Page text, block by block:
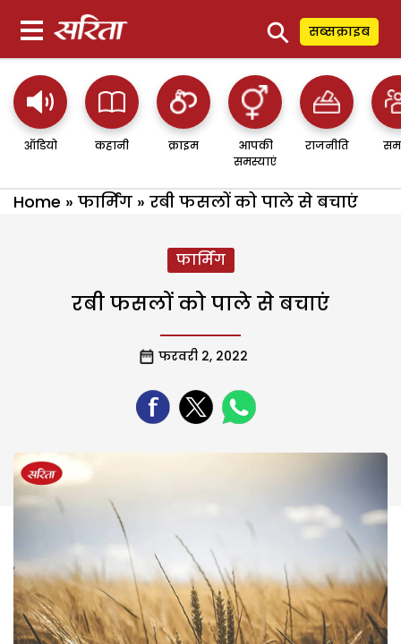
⚲ सब्सक्राइब
ऑडियो कहानी क्राइम
आपकी
समस्याएं
राजनीति
Home » फार्मिंग » रबी फसलों को पाले से बचाएं
फार्मिंग
रबी फसलों को पाले से बचाएं
फरवरी 2, 2022